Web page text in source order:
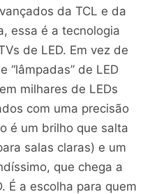
da TCL e da
essa é a tecnologia
de LED. Em vez de
“lâmpadas” de LED
milhares de LEDs
com uma precisão
é um brilho que salta
salas claras) e um
que chega a
É a escolha para quem